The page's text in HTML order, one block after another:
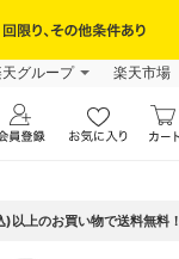
グループ 楽天市場
以上のお買い物で送料無料！